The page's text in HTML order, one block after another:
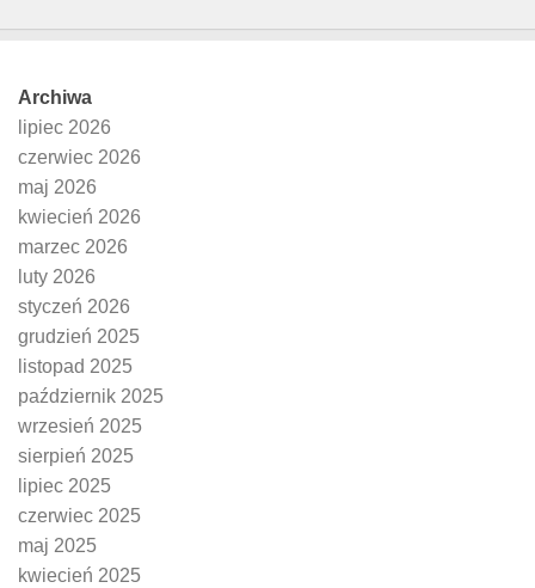
Archiwa
lipiec 2026
czerwiec 2026
maj 2026
kwiecień 2026
marzec 2026
luty 2026
styczeń 2026
grudzień 2025
listopad 2025
październik 2025
wrzesień 2025
sierpień 2025
lipiec 2025
czerwiec 2025
maj 2025
kwiecień 2025